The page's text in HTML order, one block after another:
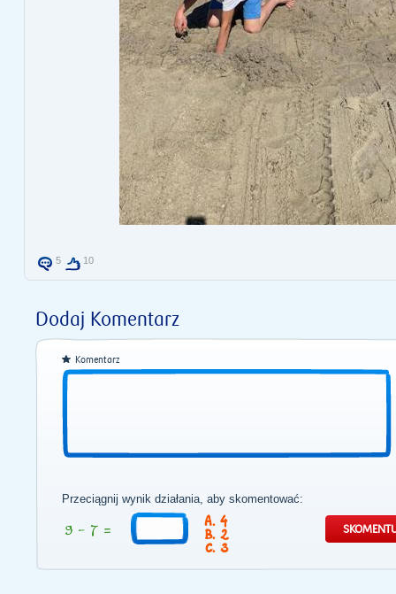
5 10
Dodaj Komentarz
Komentarz
Przeciągnij wynik działania, aby skomentować:
4
2
3